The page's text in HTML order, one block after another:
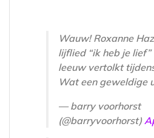
Wauw! Roxanne
lijflied “ik heb je
leeuw vertolkt
Wat een geweldige
— barry voorhorst
(@barryvoorhorst)